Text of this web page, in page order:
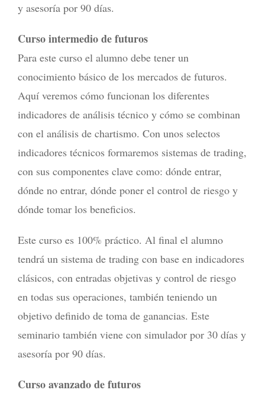
y asesoría por 90 días.
Curso intermedio de futuros
Para este curso el alumno debe tener un
conocimiento básico de los mercados de futuros.
Aquí veremos cómo funcionan los diferentes
indicadores de análisis técnico y cómo se combinan
con el análisis de chartismo. Con unos selectos
indicadores técnicos formaremos sistemas de trading,
con sus componentes clave como: dónde entrar,
dónde no entrar, dónde poner el control de riesgo y
dónde tomar los beneficios.
Este curso es 100% práctico. Al final el alumno
tendrá un sistema de trading con base en indicadores
clásicos, con entradas objetivas y control de riesgo
en todas sus operaciones, también teniendo un
objetivo definido de toma de ganancias. Este
seminario también viene con simulador por 30 días y
asesoría por 90 días.
Curso avanzado de futuros